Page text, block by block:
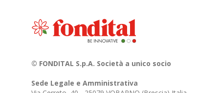
© FONDITAL S.p.A. Società a unico socio
Sede Legale e Amministrativa